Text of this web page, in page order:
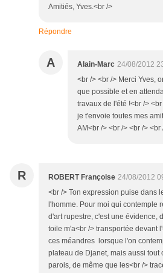
Amitiés, Yves.<br />
Répondre
A Alain-Marc 24/08/2012
<br /> <br /> Merci Yves,
que possible et en
travaux de l'été !<br />
je t'envoie toutes mes
AM<br /> <br /> <br /> <br
R ROBERT Françoise 24/08/2012
<br /> Ton expression puise dans
l'homme. Pour moi qui contemple
d'art rupestre, c'est une évidence,
toile m'a<br /> transportée devant
ces méandres lorsque l'on
plateau de Djanet, mais aussi tout
parois, de même que les<br />